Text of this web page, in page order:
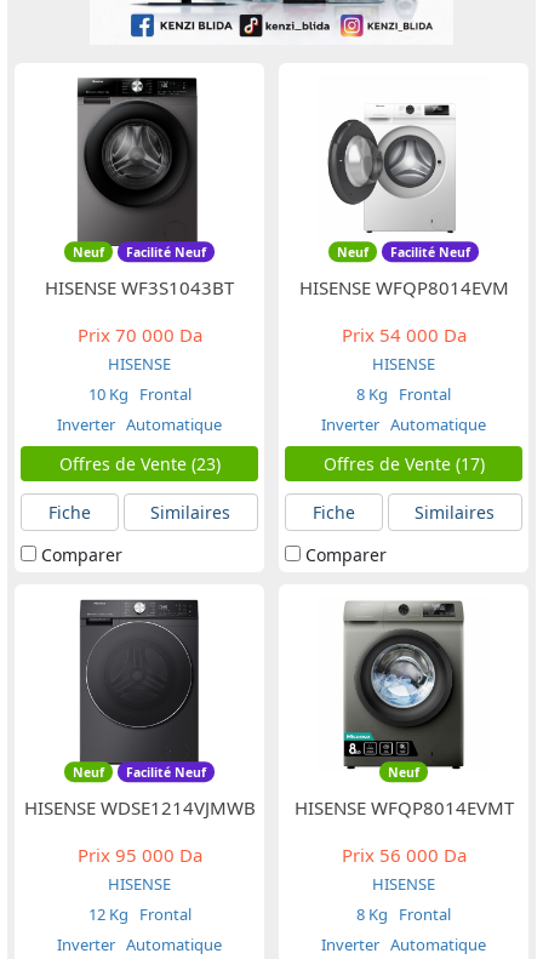
Neuf Facilité Neuf
HISENSE WF3S1043BT
Prix70 000 Da
HISENSE
10 Kg
Frontal
Inverter Automatique
Offres de Vente (23)
Fiche
Similaires
Comparer
Neuf Facilité Neuf
HISENSE WFQP8014EVM
Prix54 000 Da
HISENSE
8 Kg
Frontal
Inverter Automatique
Offres de Vente (17)
Fiche
Similaires
Comparer
Neuf Facilité Neuf
HISENSE WDSE1214VJMWB
Prix95 000 Da
HISENSE
12 Kg
Frontal
Inverter Automatique
Neuf
HISENSE WFQP8014EVMT
Prix56 000 Da
HISENSE
8 Kg
Frontal
Inverter Automatique